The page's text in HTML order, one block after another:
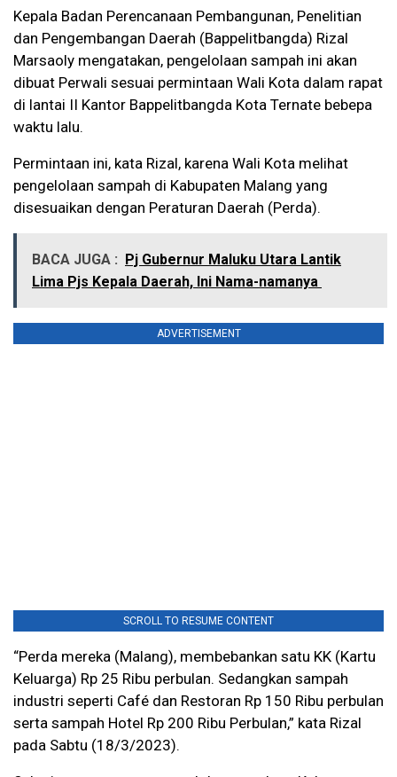
Kepala Badan Perencanaan Pembangunan, Penelitian
dan Pengembangan Daerah (Bappelitbangda) Rizal
Marsaoly mengatakan, pengelolaan sampah ini akan
dibuat Perwali sesuai permintaan Wali Kota dalam rapat
di lantai II Kantor Bappelitbangda Kota Ternate bebepa
waktu lalu.
Permintaan ini, kata Rizal, karena Wali Kota melihat
pengelolaan sampah di Kabupaten Malang yang
disesuaikan dengan Peraturan Daerah (Perda).
BACA JUGA :
Pj Gubernur Maluku Utara Lantik
Lima Pjs Kepala Daerah, Ini Nama-namanya
ADVERTISEMENT
SCROLL TO RESUME CONTENT
“Perda mereka (Malang), membebankan satu KK (Kartu
Keluarga) Rp 25 Ribu perbulan. Sedangkan sampah
industri seperti Café dan Restoran Rp 150 Ribu perbulan
serta sampah Hotel Rp 200 Ribu Perbulan,” kata Rizal
pada Sabtu (18/3/2023).